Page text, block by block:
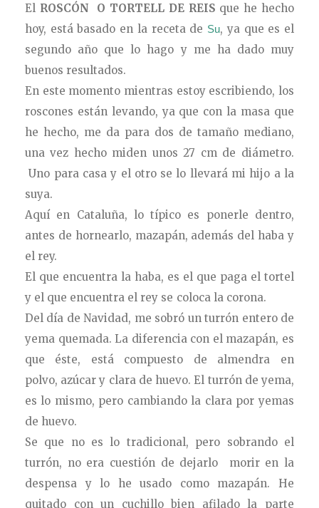
El ROSCÓN O TORTELL DE REIS que he hecho
hoy, está basado en la receta de Su, ya que es el
segundo año que lo hago y me ha dado muy
buenos resultados.
En este momento mientras estoy escribiendo, los
roscones están levando, ya que con la masa que
he hecho, me da para dos de tamaño mediano,
una vez hecho miden unos 27 cm de diámetro.
Uno para casa y el otro se lo llevará mi hijo a la
suya.
Aquí en Cataluña, lo típico es ponerle dentro,
antes de hornearlo, mazapán, además del haba y
el rey.
El que encuentra la haba, es el que paga el tortel
y el que encuentra el rey se coloca la corona.
Del día de Navidad, me sobró un turrón entero de
yema quemada. La diferencia con el mazapán, es
que éste, está compuesto de almendra en
polvo, azúcar y clara de huevo. El turrón de yema,
es lo mismo, pero cambiando la clara por yemas
de huevo.
Se que no es lo tradicional, pero sobrando el
turrón, no era cuestión de dejarlo morir en la
despensa y lo he usado como mazapán. He
quitado con un cuchillo bien afilado la parte